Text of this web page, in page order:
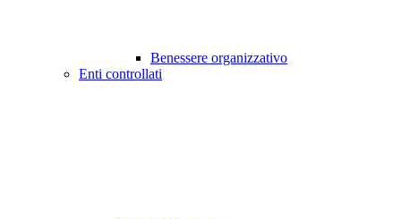
Benessere organizzativo
Enti controllati